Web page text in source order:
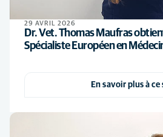
29 AVRIL 2026
Dr. Vet. Thomas Maufras
Spécialiste Européen en
En savoir plus à ce